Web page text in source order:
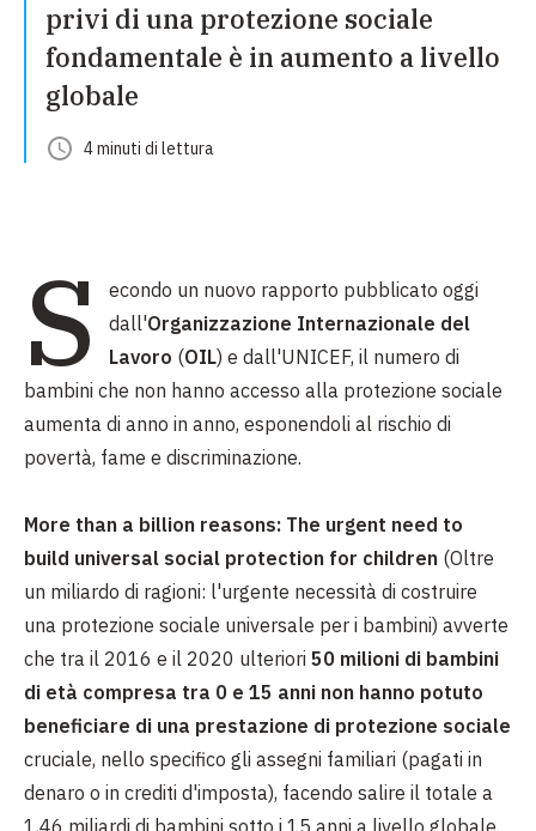
privi di una protezione sociale
fondamentale è in aumento a livello
globale
4minuti di lettura
S
econdo un nuovo rapporto pubblicato oggi
dall'Organizzazione Internazionale del
Lavoro (OIL) e dall'UNICEF, il numero di
bambini che non hanno accesso alla protezione sociale
aumenta di anno in anno, esponendoli al rischio di
povertà, fame e discriminazione.
More than a billion reasons: The urgent need to
build universal social protection for children (Oltre
un miliardo di ragioni: l'urgente necessità di costruire
una protezione sociale universale per i bambini) avverte
che tra il 2016 e il 2020 ulteriori 50 milioni di bambini
di età compresa tra 0 e 15 anni non hanno potuto
beneficiare di una prestazione di protezione sociale
cruciale, nello specifico gli assegni familiari (pagati in
denaro o in crediti d'imposta), facendo salire il totale a
1,46 miliardi di bambini sotto i 15 anni a livello globale.